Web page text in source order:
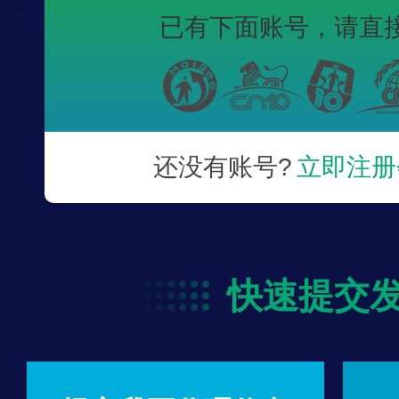
已有下面账号， 请直
还没有账号? 立即注
快速提交